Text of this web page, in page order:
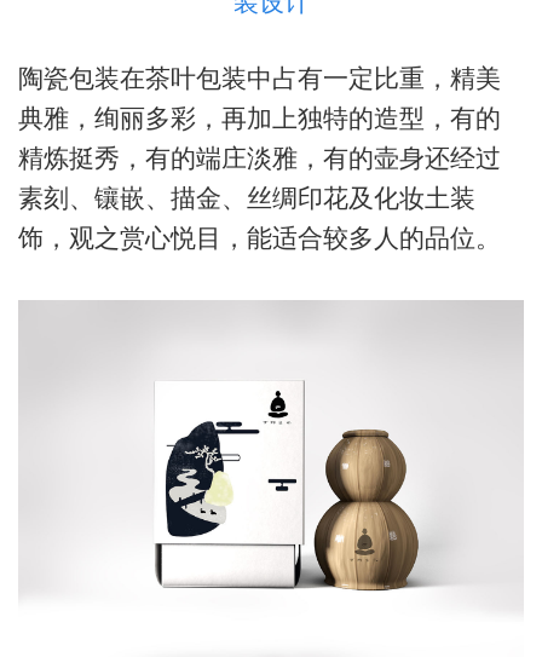
陶瓷包装在茶叶包装中占有一定比重，精美
典雅，绚丽多彩，再加上独特的造型，有的
精炼挺秀，有的端庄淡雅，有的壶身还经过
素刻、镶嵌、描金、丝绸印花及化妆土装
饰，观之赏心悦目，能适合较多人的品位。